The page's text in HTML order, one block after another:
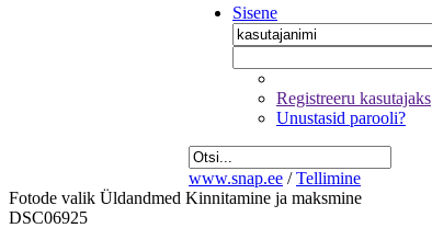
Sisene
Registreeru kasutajaks
Unustasid parooli?
www.snap.ee / Tellimine
Fotode valik Üldandmed Kinnitamine ja maksmine
DSC06925